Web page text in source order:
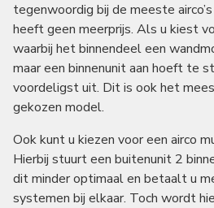
tegenwoordig bij de meeste
heeft geen meerprijs. Als u kiest
waarbij het binnendeel een
maar een binnenunit aan hoeft te
voordeligst uit. Dit is ook het
gekozen model.
Ook kunt u kiezen voor een airco
Hierbij stuurt een buitenunit 2
dit minder optimaal en betaalt u
systemen bij elkaar. Toch wordt